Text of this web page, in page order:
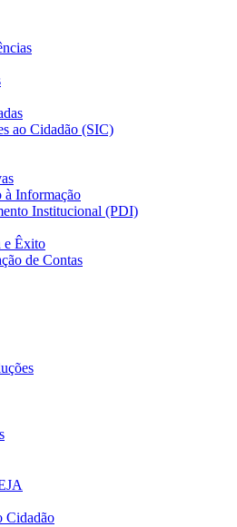
ao Cidadão (SIC)
à Informação
Institucional (PDI)
e Êxito
de Contas
Cidadão